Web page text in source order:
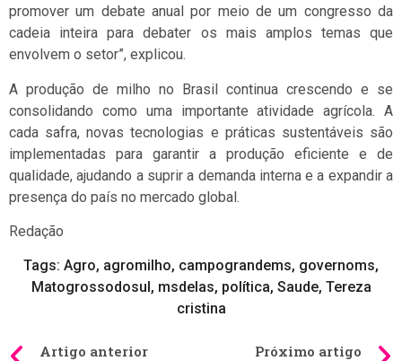
promover um debate anual por meio de um congresso da
cadeia inteira para debater os mais amplos temas que
envolvem o setor”, explicou.
A produção de milho no Brasil continua crescendo e se
consolidando como uma importante atividade agrícola. A
cada safra, novas tecnologias e práticas sustentáveis são
implementadas para garantir a produção eficiente e de
qualidade, ajudando a suprir a demanda interna e a expandir a
presença do país no mercado global.
Redação
Tags: Agro, agromilho, campograndems, governoms,
Matogrossodosul , msdelas, política, Saude, Tereza
cristina
Artigo anterior Próximo artigo